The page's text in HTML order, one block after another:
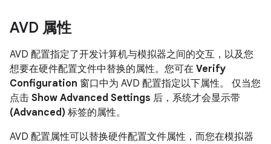
AVD 属性
AVD 配置指定了开发计算机与模拟器之间的交互，以及您
想要在硬件配置文件中替换的属性。您可在 Verify
Configuration 窗口中为 AVD 配置指定以下属性。 仅当您
点击 Show Advanced Settings 后，系统才会显示带
(Advanced) 标签的属性。
AVD 配置属性可以替换硬件配置文件属性，而您在模拟器